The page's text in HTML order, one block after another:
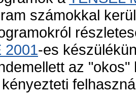
számokkal
2001-es
az